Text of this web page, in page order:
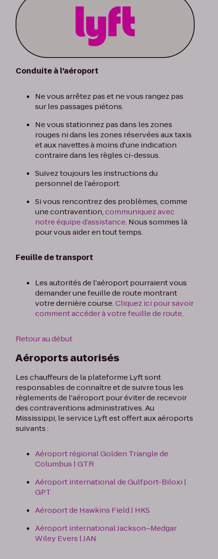
Conduite à l’aéroport
Ne vous arrêtez pas et ne vous rangez pas
sur les passages piétons.
Ne vous stationnez pas dans les zones
rouges ni dans les zones réservées aux taxis
et aux navettes à moins d'une indication
contraire dans les règles ci-dessus.
Suivez toujours les instructions du
personnel de l’aéroport.
Si vous rencontrez des problèmes, comme
une contravention,communiquez avec
notre équipe d’assistance. Nous sommes là
pour vous aider en tout temps.
Feuille de transport
Les autorités de l'aéroport pourraient vous
demander une feuille de route montrant
votre dernière course.Cliquez ici pour savoir
comment accéder à votre feuille de route.
Retour au début
Aéroports autorisés
Les chauffeurs de la plateforme Lyft sont
responsables de connaître et de suivre tous les
règlements de l'aéroport pour éviter de recevoir
des contraventions administratives. Au
Mississippi, le service Lyft est offert aux aéroports
suivants :
Aéroport régional Golden Triangle de
Columbus | GTR
Aéroport international de Gulfport-Biloxi |
GPT
Aéroport de Hawkins Field | HKS
Aéroport international Jackson–Medgar
Wiley Evers | JAN